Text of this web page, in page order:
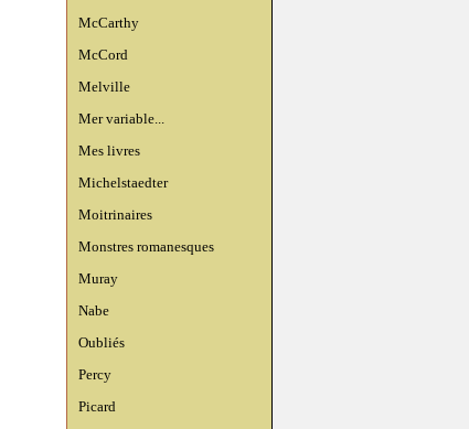
McCarthy
McCord
Melville
Mer variable...
Mes livres
Michelstaedter
Moitrinaires
Monstres romanesques
Muray
Nabe
Oubliés
Percy
Picard